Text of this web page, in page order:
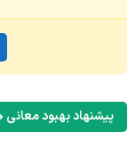
پیشنهاد بهبود معانی